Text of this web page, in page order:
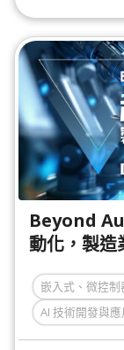
Beyond
動化，製造
嵌入式、微控制
AI 技術開發與應